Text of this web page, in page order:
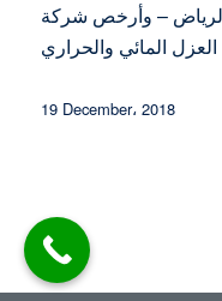
– وأرخص شركة
19 December، 2018